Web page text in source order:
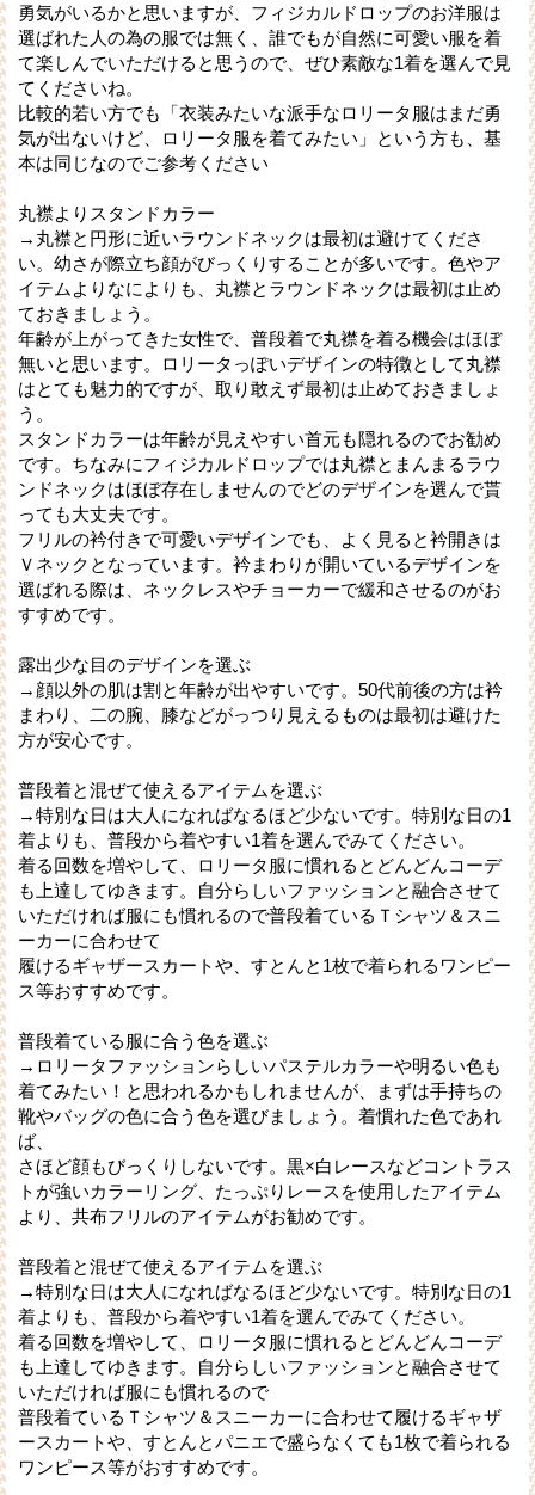
勇気がいるかと思いますが、フィジカルドロップのお洋服は
選ばれた人の為の服では無く、誰でもが自然に可愛い服を着
て楽しんでいただけると思うので、ぜひ素敵な1着を選んで見
てくださいね。
比較的若い方でも「衣装みたいな派手なロリータ服はまだ勇
気が出ないけど、ロリータ服を着てみたい」という方も、基
本は同じなのでご参考ください
丸襟よりスタンドカラー
→丸襟と円形に近いラウンドネックは最初は避けてくださ
い。幼さが際立ち顔がびっくりすることが多いです。色やア
イテムよりなによりも、丸襟とラウンドネックは最初は止め
ておきましょう。
年齢が上がってきた女性で、普段着で丸襟を着る機会はほぼ
無いと思います。ロリータっぽいデザインの特徴として丸襟
はとても魅力的ですが、取り敢えず最初は止めておきましょ
う。
スタンドカラーは年齢が見えやすい首元も隠れるのでお勧め
です。ちなみにフィジカルドロップでは丸襟とまんまるラウ
ンドネックはほぼ存在しませんのでどのデザインを選んで貰
っても大丈夫です。
フリルの衿付きで可愛いデザインでも、よく見ると衿開きは
Ｖネックとなっています。衿まわりが開いているデザインを
選ばれる際は、ネックレスやチョーカーで緩和させるのがお
すすめです。
露出少な目のデザインを選ぶ
→顔以外の肌は割と年齢が出やすいです。50代前後の方は衿
まわり、二の腕、膝などがっつり見えるものは最初は避けた
方が安心です。
普段着と混ぜて使えるアイテムを選ぶ
→特別な日は大人になればなるほど少ないです。特別な日の1
着よりも、普段から着やすい1着を選んでみてください。
着る回数を増やして、ロリータ服に慣れるとどんどんコーデ
も上達してゆきます。自分らしいファッションと融合させて
いただければ服にも慣れるので普段着ているＴシャツ＆スニ
ーカーに合わせて
履けるギャザースカートや、すとんと1枚で着られるワンピー
ス等おすすめです。
普段着ている服に合う色を選ぶ
→ロリータファッションらしいパステルカラーや明るい色も
着てみたい！と思われるかもしれませんが、まずは手持ちの
靴やバッグの色に合う色を選びましょう。着慣れた色であれ
ば、
さほど顔もびっくりしないです。黒×白レースなどコントラス
トが強いカラーリング、たっぷりレースを使用したアイテム
より、共布フリルのアイテムがお勧めです。
普段着と混ぜて使えるアイテムを選ぶ
→特別な日は大人になればなるほど少ないです。特別な日の1
着よりも、普段から着やすい1着を選んでみてください。
着る回数を増やして、ロリータ服に慣れるとどんどんコーデ
も上達してゆきます。自分らしいファッションと融合させて
いただければ服にも慣れるので
普段着ているＴシャツ＆スニーカーに合わせて履けるギャザ
ースカートや、すとんとパニエで盛らなくても1枚で着られる
ワンピース等がおすすめです。